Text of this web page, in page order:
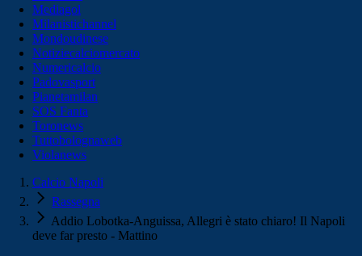
Mediagol
Milanistichannel
Mondoudinese
Notiziecalciomercato
Numericalcio
Padovasport
Pianetamilan
SOS Fanta
Toronews
Tuttobolognaweb
Violanews
Calcio Napoli
Rassegna
Addio Lobotka-Anguissa, Allegri è stato chiaro! Il Napoli
deve far presto - Mattino